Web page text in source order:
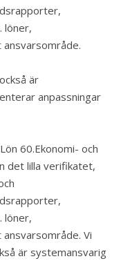
löner,
är
anpassningar
60.Ekonomi- och
det lilla verifikatet,
löner,
Vi
är systemansvarig